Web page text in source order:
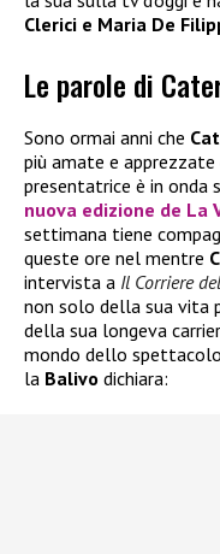
Clerici e Maria De
Le parole di
Sono ormai anni che
più amate e
presentatrice è in onda
nuova edizione de La
settimana tiene
queste ore nel mentre
intervista a Il Corriere
non solo della sua vita
della sua longeva
mondo dello
la Balivo dichiara: